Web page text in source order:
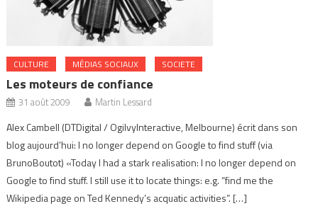
CULTURE MÉDIAS SOCIAUX SOCIETE
Les moteurs de confiance
31 août 2009 Martin Lessard
Alex Cambell (DTDigital / OgilvyInteractive, Melbourne) écrit dans son
blog aujourd’hui: I no longer depend on Google to find stuff (via
BrunoBoutot) «Today I had a stark realisation: I no longer depend on
Google to find stuff. I still use it to locate things: e.g. “find me the
Wikipedia page on Ted Kennedy’s acquatic activities”. […]